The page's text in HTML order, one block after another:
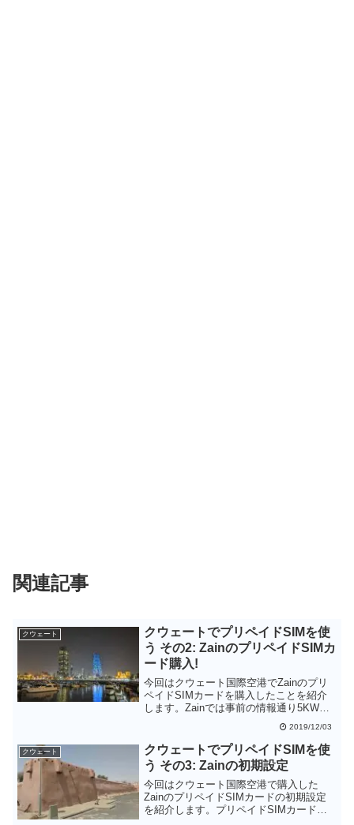
関連記事
クウェート
クウェートでプリペイドSIMを使
う その2: ZainのプリペイドSIMカ
ード購入!
今回はクウェート国際空港でZainのプリ
ペイドSIMカードを購入したことを紹介
します。Zainでは事前の情報通り5KWD
でプリペイドSIMカードを購入すること
ができました。購入するときにはパスポ
ートとビザを見せればOKです。インター
ネットパッケージの買い方も教えてくれ
ます。
2019/12/03
クウェート
クウェートでプリペイドSIMを使
う その3: Zainの初期設定
今回はクウェート国際空港で購入した
ZainのプリペイドSIMカードの初期設定
を紹介します。プリペイドSIMカードの